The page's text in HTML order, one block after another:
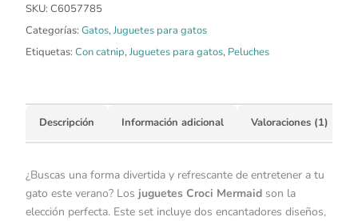
SKU: C6057785
Categorías: Gatos,Juguetes para gatos
Etiquetas: Con catnip,Juguetes para gatos, Peluches
Descripción Información adicional Valoraciones (1)
¿Buscas una forma divertida y refrescante de entretener a tu
gato este verano? Los juguetes Croci Mermaid son la
elección perfecta. Este set incluye dos encantadores diseños,